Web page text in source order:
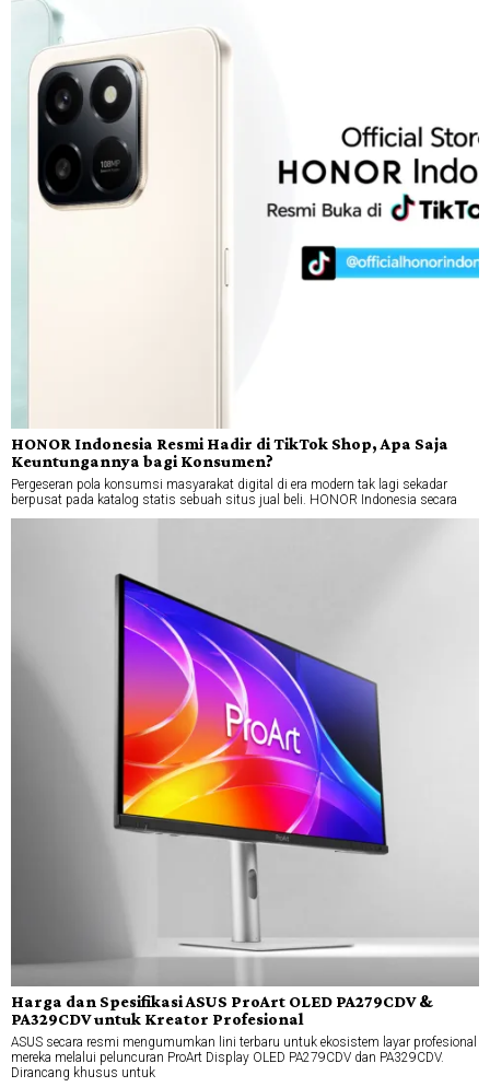
HONOR Indonesia Resmi Hadir di TikTok Shop, Apa Saja
Keuntungannya bagi Konsumen?
Pergeseran pola konsumsi masyarakat digital di era modern tak lagi sekadar
berpusat pada katalog statis sebuah situs jual beli. HONOR Indonesia secara
Harga dan Spesifikasi ASUS ProArt OLED PA279CDV &
PA329CDV untuk Kreator Profesional
ASUS secara resmi mengumumkan lini terbaru untuk ekosistem layar profesional
mereka melalui peluncuran ProArt Display OLED PA279CDV dan PA329CDV.
Dirancang khusus untuk